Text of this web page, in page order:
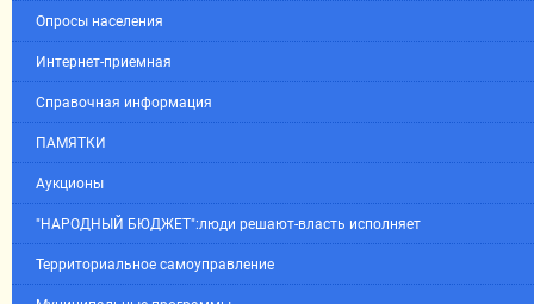
Опросы населения
Интернет-приемная
Справочная информация
ПАМЯТКИ
Аукционы
"НАРОДНЫЙ БЮДЖЕТ":люди решают-власть исполняет
Территориальное самоуправление